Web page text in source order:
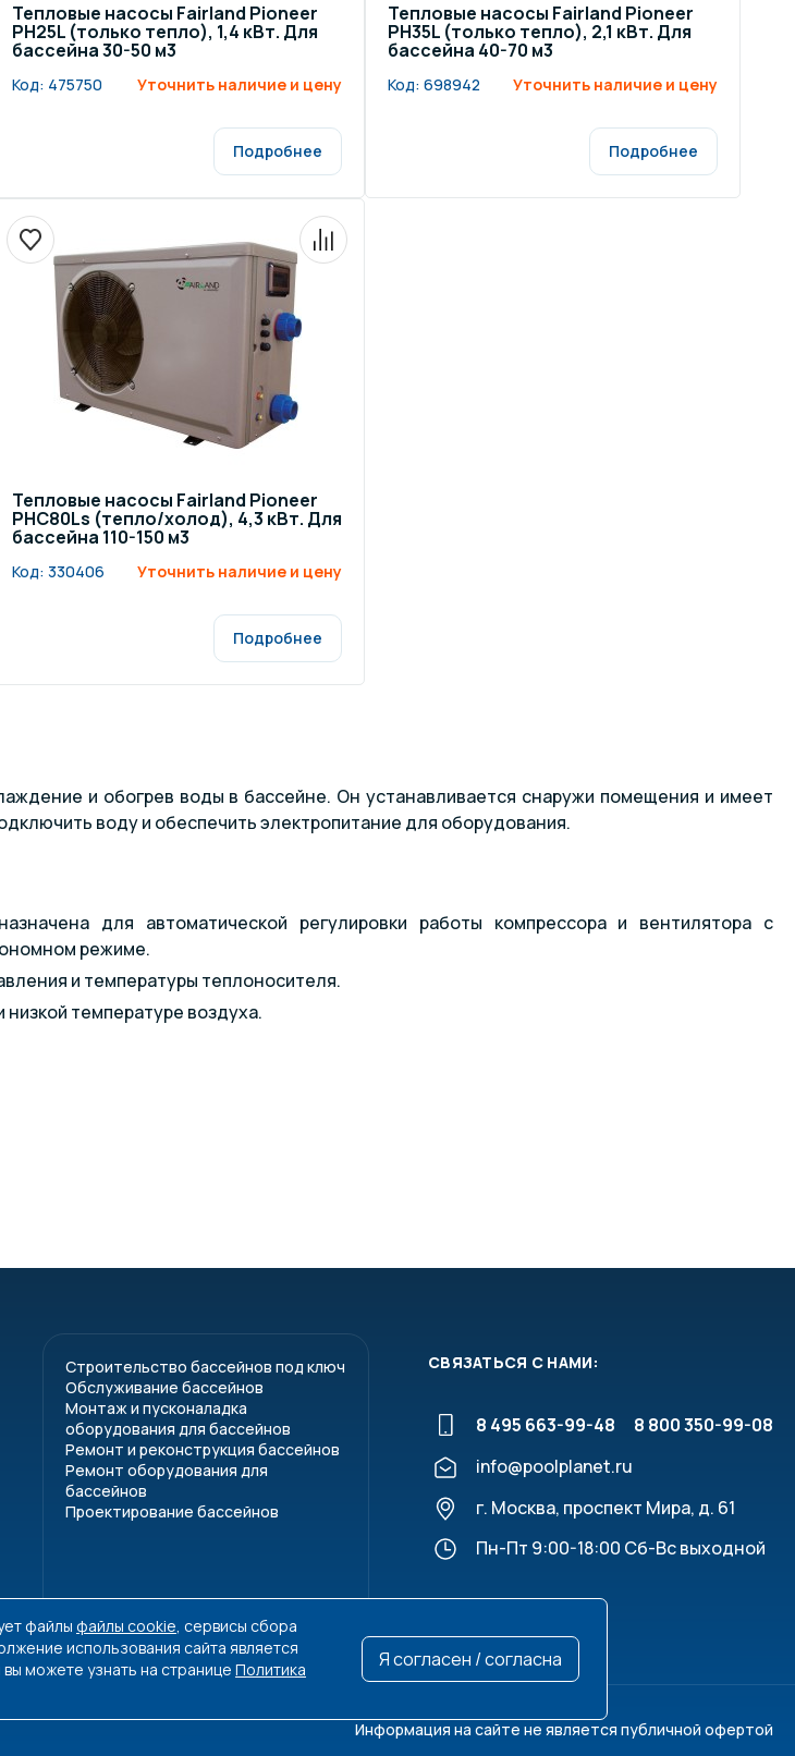
Тепловые насосы Fairland Pioneer
PH25L (только тепло), 1,4 кВт. Для
бассейна 30-50 м3
Код: 475750 Уточнить наличие и цену
Подробнее
Тепловые насосы Fairland Pioneer
PH35L (только тепло), 2,1 кВт. Для
бассейна 40-70 м3
Код: 698942 Уточнить наличие и цену
Подробнее
Тепловые насосы Fairland Pioneer
PHC80Ls (тепло/холод), 4,3 кВт. Для
бассейна 110-150 м3
Код: 330406 Уточнить наличие и цену
Подробнее
и обогрев воды в бассейне. Он устанавливается снаружи помещения и имеет
воду и обеспечить электропитание для оборудования.
для автоматической регулировки работы компрессора и вентилятора с
режиме.
и температуры теплоносителя.
температуре воздуха.
температуры окружающего воздуха
R410a
среды и через встроенный вентилятор, обдувает и нагревает газовый
образом газ сжимается с помощью компрессора и подаётся в титановый
от нагретого газа воде из бассейна, циркулирующая через тепловой насос.
обратно в испаритель для повторения цикла.
воды - теплообменник отбирает тепло воды и отводит её в атмосферу с помощью
PH18L PH25L PH35L PH50L PH65L PH65LS
15°C), кВт
4,79 6,6 9,85 11,42 16,2 16,29
Строительство бассейнов под ключ
Обслуживание бассейнов
Монтаж и пусконаладка
оборудования для бассейнов
Ремонт и реконструкция бассейнов
Ремонт оборудования для
бассейнов
Проектирование бассейнов
СВЯЗАТЬСЯ С НАМИ:
8 495 663-99-48
8 800 350-99-08
info@poolplanet.ru
г. Москва, проспект Мира, д. 61
Пн-Пт 9:00-18:00 Сб-Вс выходной
Информация на сайте не является публичной офертой
файлы файлы cookie, сервисы сбора
использования сайта является
можете узнать на странице Политика
Я согласен / согласна